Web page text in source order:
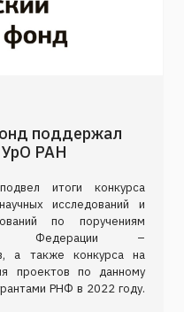
поддержал
РАН
итоги конкурса
исследований и
по поручениям
Федерации –
а также конкурса на
проектов по данному
РНФ в 2022 году.